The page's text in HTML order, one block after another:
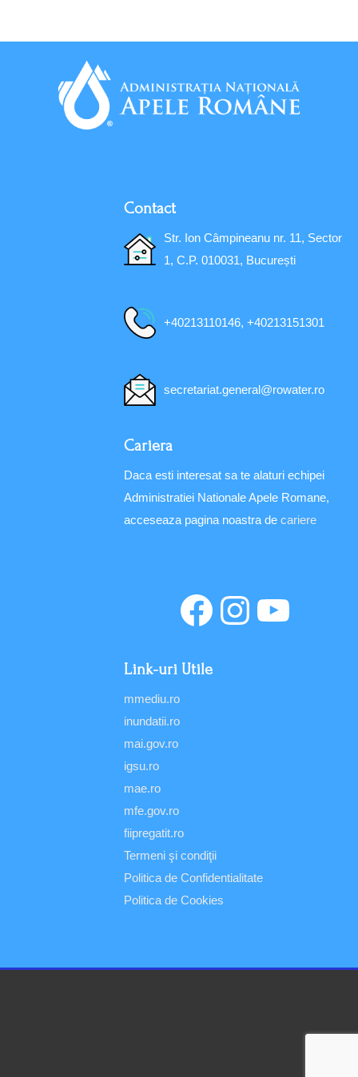
Contact
Str. Ion Câmpineanu nr. 11, Sector
1, C.P. 010031, București
+40213110146, +40213151301
secretariat.general@rowater.ro
Cariera
Daca esti interesat sa te alaturi echipei
Administratiei Nationale Apele Romane,
acceseaza pagina noastra de cariere
Link-uri Utile
mmediu.ro
inundatii.ro
mai.gov.ro
igsu.ro
mae.ro
mfe.gov.ro
fiipregatit.ro
Termeni şi condiţii
Politica de Confidentialitate
Politica de Cookies